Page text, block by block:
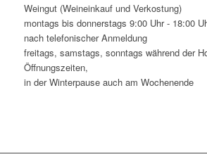
Weingut (Weineinkauf und Verkostung)
montags bis donnerstags 9:00 Uhr - 18:00
nach telefonischer Anmeldung
freitags, samstags, sonntags während der
Öffnungszeiten,
in der Winterpause auch am Wochenende